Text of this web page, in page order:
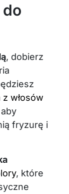
, dobierz
z włosów
fryzurę i
, które